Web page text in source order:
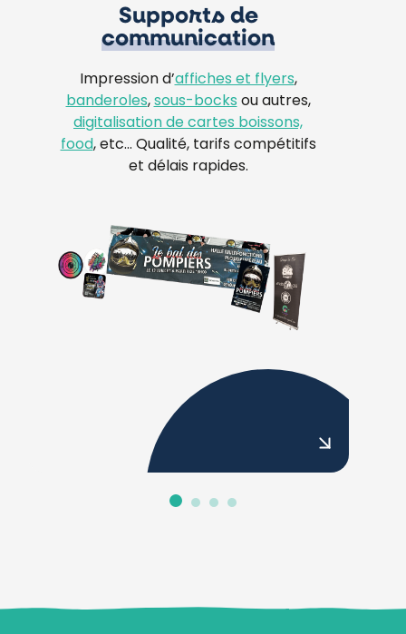
Supports de
communication
Impression d’affiches et flyers,
banderoles, sous-bocks ou autres,
digitalisation de cartes boissons,
food, etc… Qualité, tarifs compétitifs
et délais rapides.